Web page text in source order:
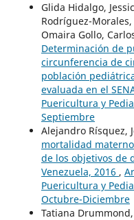
Glida Hidalgo,
Rodríguez-
Omaira Gollo,
Determinación de
circunferencia de
población
evaluada en el
Puericultura y
Septiembre
Alejandro Rísquez,
mortalidad
de los objetivos de
Venezuela, 2016 ,
Puericultura y
Octubre-Diciembre
Tatiana